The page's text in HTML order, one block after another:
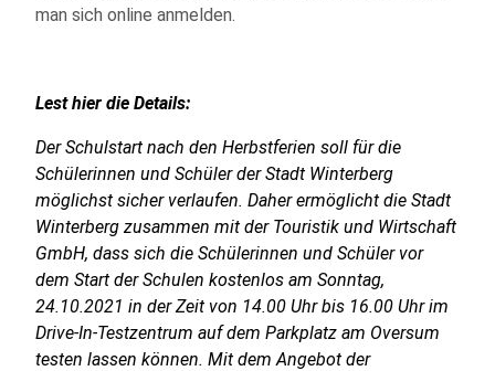
man sich online anmelden.
Lest hier die Details:
Der Schulstart nach den Herbstferien soll für die
Schülerinnen und Schüler der Stadt Winterberg
möglichst sicher verlaufen. Daher ermöglicht die Stadt
Winterberg zusammen mit der Touristik und Wirtschaft
GmbH, dass sich die Schülerinnen und Schüler vor
dem Start der Schulen kostenlos am Sonntag,
24.10.2021 in der Zeit von 14.00 Uhr bis 16.00 Uhr im
Drive-In-Testzentrum auf dem Parkplatz am Oversum
testen lassen können. Mit dem Angebot der